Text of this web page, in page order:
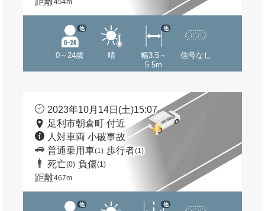
454m
0～24歳
他
晴
幅3.5～
5.5m
他
信号なし
2023年10月14日(土)15:07
足利市朝倉町 付近
人対車両 小破事故
普通乗用車(1) 歩行者(1)
死亡(0) 負傷(1)
距離467m
他 他